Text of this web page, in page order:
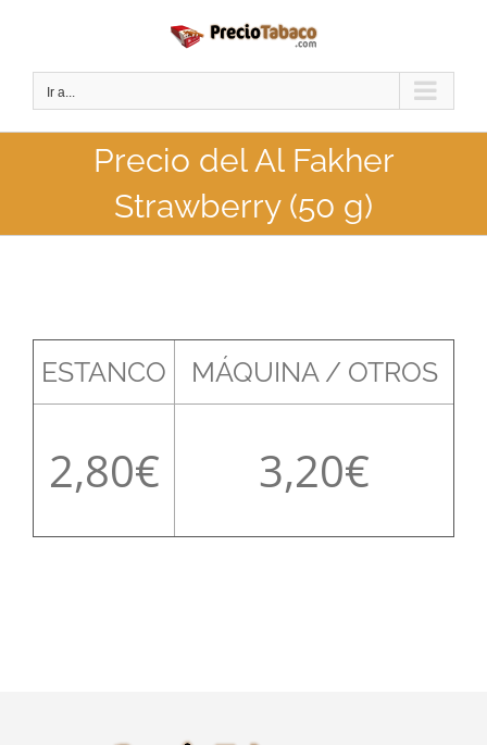
contenido
Ir a...
Precio del Al Fakher
Strawberry (50 g)
ESTANCO MÁQUINA / OTROS
2,80 3,20